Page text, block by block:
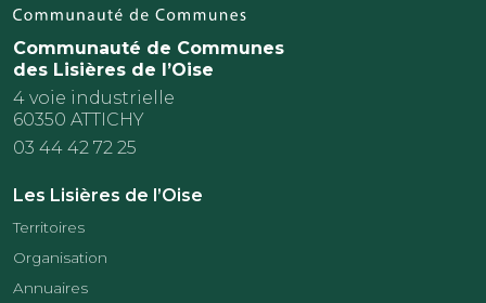
Communauté de Communes
des Lisières de l’Oise
4 voie industrielle
60350 ATTICHY
03 44 42 72 25
Les Lisières de l’Oise
Territoires
Organisation
Annuaires